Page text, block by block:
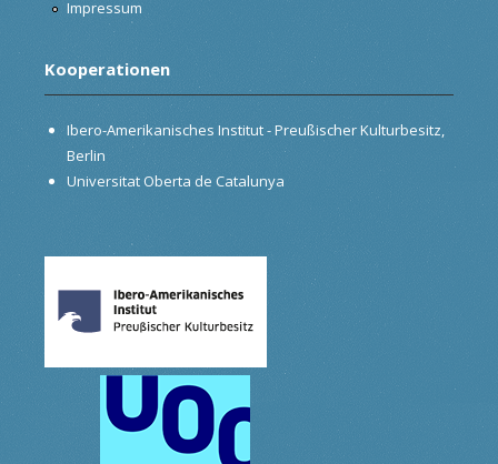
Impressum
Kooperationen
Ibero-Amerikanisches Institut - Preußischer Kulturbesitz,
Berlin
Universitat Oberta de Catalunya